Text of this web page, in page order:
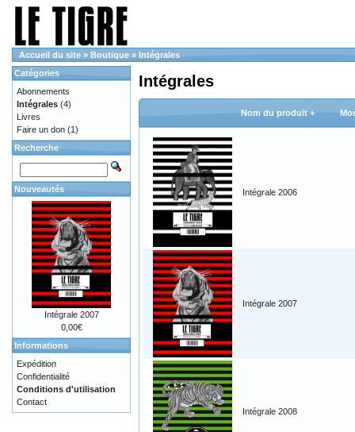
Accueil du site » Boutique » Intégrales
Intégrales
Nom du produit +
Intégrale 2006
Intégrale 2007
Intégrale 2008
Catégories
Abonnements
Intégrales (4)
Livres
Faire un don (1)
Recherche
Nouveautés
Intégrale 2007
0,00€
Informations
Expédition
Confidentialité
Conditions d'utilisation
Contact